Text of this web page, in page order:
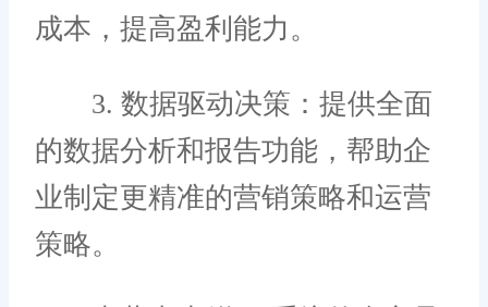
成本，提高盈利能力。
3. 数据驱动决策：提供全面
的数据分析和报告功能，帮助企
业制定更精准的营销策略和运营
策略。